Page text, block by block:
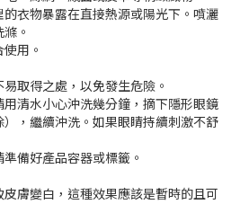
衣物暴露在直接熱源或陽光下。噴灑
。
用。
取得之處，以免發生危險。
清水小心沖洗幾分鐘，摘下隱形眼鏡
），繼續沖洗。如果眼睛持續刺激不舒
備好產品容器或標籤。
膚變白，這種效果應該是暫時的且可